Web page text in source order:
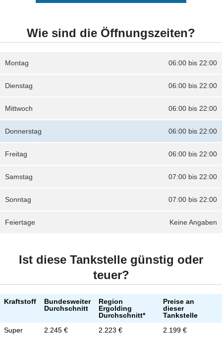
Wie sind die Öffnungszeiten?
06:00 bis 22:00
Montag
06:00 bis 22:00
Dienstag
06:00 bis 22:00
Mittwoch
06:00 bis 22:00
Donnerstag
06:00 bis 22:00
Freitag
07:00 bis 22:00
Samstag
07:00 bis 22:00
Sonntag
Keine Angaben
Feiertage
Ist diese Tankstelle günstig oder
teuer?
Kraftstoff
Bundesweiter
Durchschnitt
Region
Ergolding
Durchschnitt*
Preise an
dieser
Tankstelle
Super
2.245 € 2.223 €
2.199 €